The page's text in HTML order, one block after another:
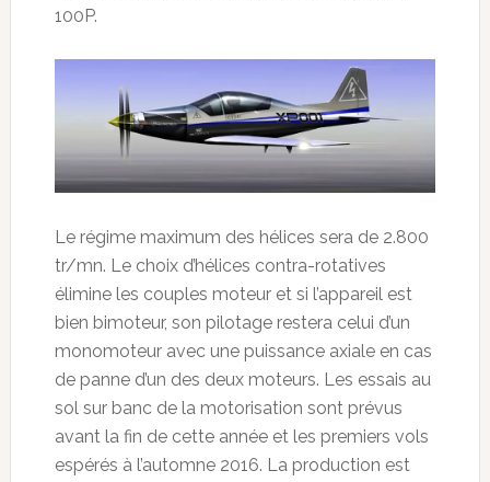
100P.
Le régime maximum des hélices sera de 2.800
tr/mn. Le choix d’hélices contra-rotatives
élimine les couples moteur et si l’appareil est
bien bimoteur, son pilotage restera celui d’un
monomoteur avec une puissance axiale en cas
de panne d’un des deux moteurs. Les essais au
sol sur banc de la motorisation sont prévus
avant la fin de cette année et les premiers vols
espérés à l’automne 2016. La production est